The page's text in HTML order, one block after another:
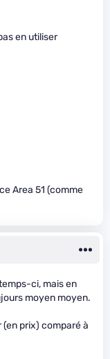
en utiliser
Area 51 (comme
ci, mais en
moyen moyen.
prix) comparé à